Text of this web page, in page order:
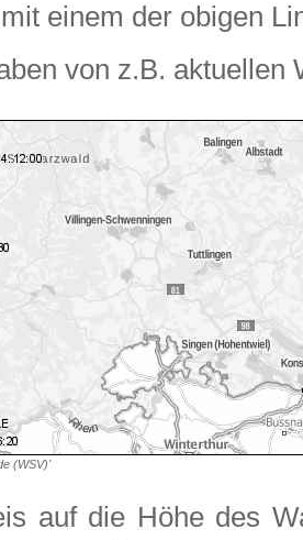
einem der obigen
von z.B. aktuellen
(WSV)'
auf die Höhe des